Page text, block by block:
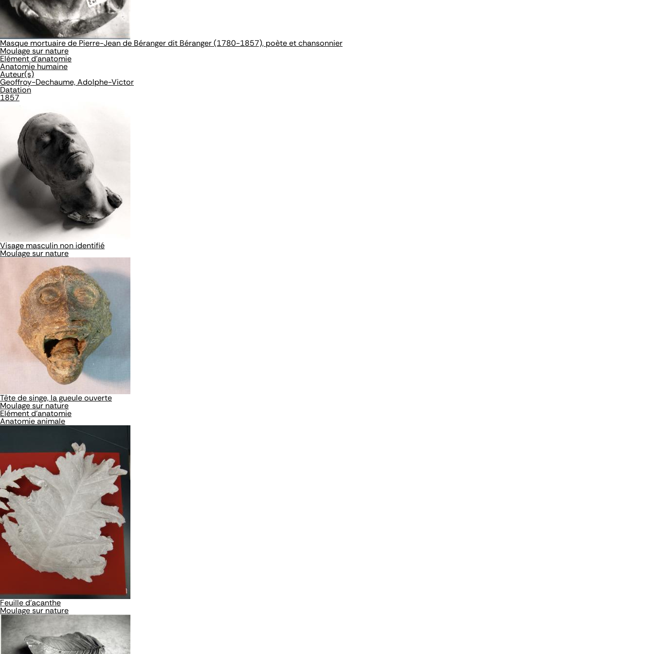
Masque mortuaire de Pierre-Jean de Béranger dit Béranger (1780-1857), poète et chansonnier
Moulage sur nature
Elément d'anatomie
Anatomie humaine
Auteur(s)
Geoffroy-Dechaume, Adolphe-Victor
Datation
1857
Visage masculin non identifié
Moulage sur nature
Tête de singe, la gueule ouverte
Moulage sur nature
Elément d'anatomie
Anatomie animale
Feuille d'acanthe
Moulage sur nature